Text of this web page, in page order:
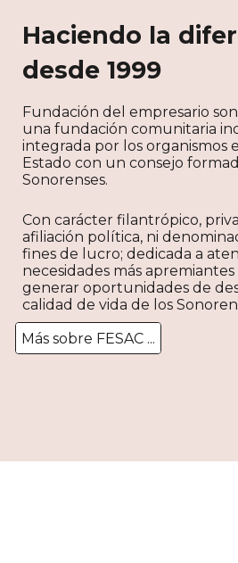
Haciendo la
desde 1999
Fundación del empresario
una fundación comunitaria
integrada por los organismos
Estado con un consejo
Sonorenses.
Con carácter filantrópico,
afiliación política, ni
fines de lucro; dedicada a
necesidades más
generar oportunidades de
calidad de vida de los
Más sobre FESAC ...